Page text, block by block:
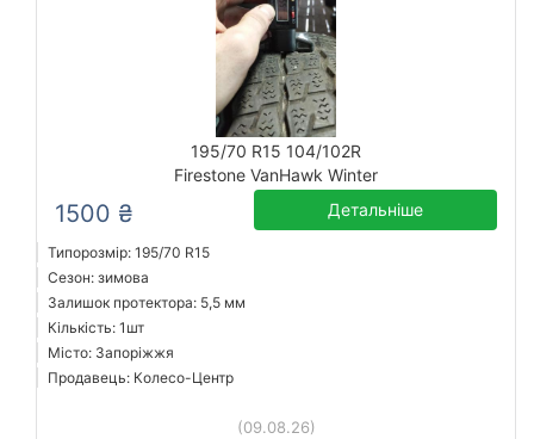
195/70 R15 104/102R
Firestone VanHawk Winter
1500 ₴ Детальніше
Типорозмір: 195/70 R15
Сезон: зимова
Залишок протектора: 5,5 мм
Кількість: 1шт
Місто: Запоріжжя
Продавець: Колесо-Центр
(09.08.26)